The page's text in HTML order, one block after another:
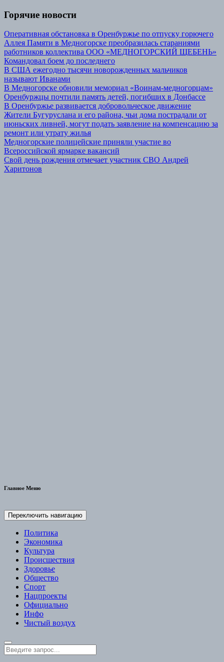
Горячие новости
Оперативная обстановка в Оренбуржье по отпуску горючего
Аллея Памяти в Медногорске преобразилась стараниями
работников коллектива ООО «МЕДНОГОРСКИЙ ЩЕБЕНЬ»
Командовал боем до последнего
В США ежегодно тысячи новорожденных мальчиков
называют Иванами
В Медногорске обновили мемориал «Воинам-медногорцам»
Оренбуржцы почтили память детей, погибших в Донбассе
В Оренбуржье развивается добровольческое движение
Жители Бугуруслана и его района, чьи дома пострадали от
июньских ливней, могут подать заявление на компенсацию за
ремонт или утрату жилья
Медногорские полицейские приняли участие во
Всероссийской ярмарке вакансий
Свой день рождения отмечает участник СВО Андрей
Харитонов
Главное Меню
Переключить навигацию
Политика
Экономика
Культура
Происшествия
Здоровье
Общество
Спорт
Нацпроекты
Официально
Инфо
Чистый воздух